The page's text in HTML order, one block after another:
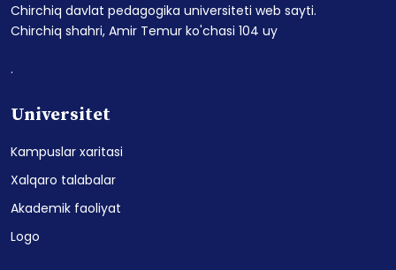
Chirchiq davlat pedagogika universiteti web sayti.
Chirchiq shahri, Amir Temur ko'chasi 104 uy
.
Universitet
Kampuslar xaritasi
Xalqaro talabalar
Akademik faoliyat
Logo